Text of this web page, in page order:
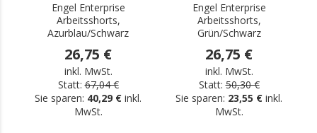
Engel Enterprise
Arbeitsshorts,
Azurblau/Schwarz
26,75 €
inkl. MwSt.
Statt: 67,04 €
Sie sparen: 40,29 € inkl.
MwSt.
Engel Enterprise
Arbeitsshorts,
Grün/Schwarz
26,75 €
inkl. MwSt.
Statt: 50,30 €
Sie sparen: 23,55 € inkl.
MwSt.